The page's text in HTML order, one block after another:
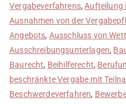
Vergabeverfahrens,Aufteilung
Ausnahmen von der
Angebots, Ausschluss von
Ausschreibungsunterlagen,
Baurecht, Beihilferecht,
beschränkte Vergabe mit
Beschwerdeverfahren,